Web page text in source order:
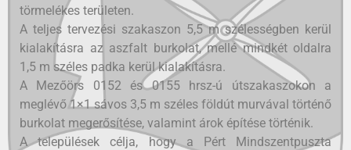
törmelékes területen.
A teljes tervezési szakaszon 5,5 m szélességben kerül
kialakításra az aszfalt burkolat, mellé mindkét oldalra
1,5 m széles padka kerül kialakításra.
A Mezőörs 0152 és 0155 hrsz-ú útszakaszokon a
meglévő 1×1 sávos 3,5 m széles földút murvával történő
burkolat megerősítése, valamint árok építése történik.
A települések célja, hogy a Pért Mindszentpuszta